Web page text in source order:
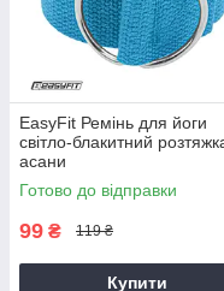
EasyFit Ремінь для йоги
світло-блакитний
асани
Готово до відправки
99 ₴ 119 ₴
Купити